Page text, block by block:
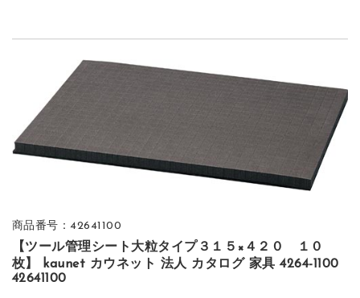
商品番号：42641100
【ツール管理シート大粒タイプ３１５×４２０ １０
枚】 kaunet カウネット 法人 カタログ 家具 4264-1100
42641100